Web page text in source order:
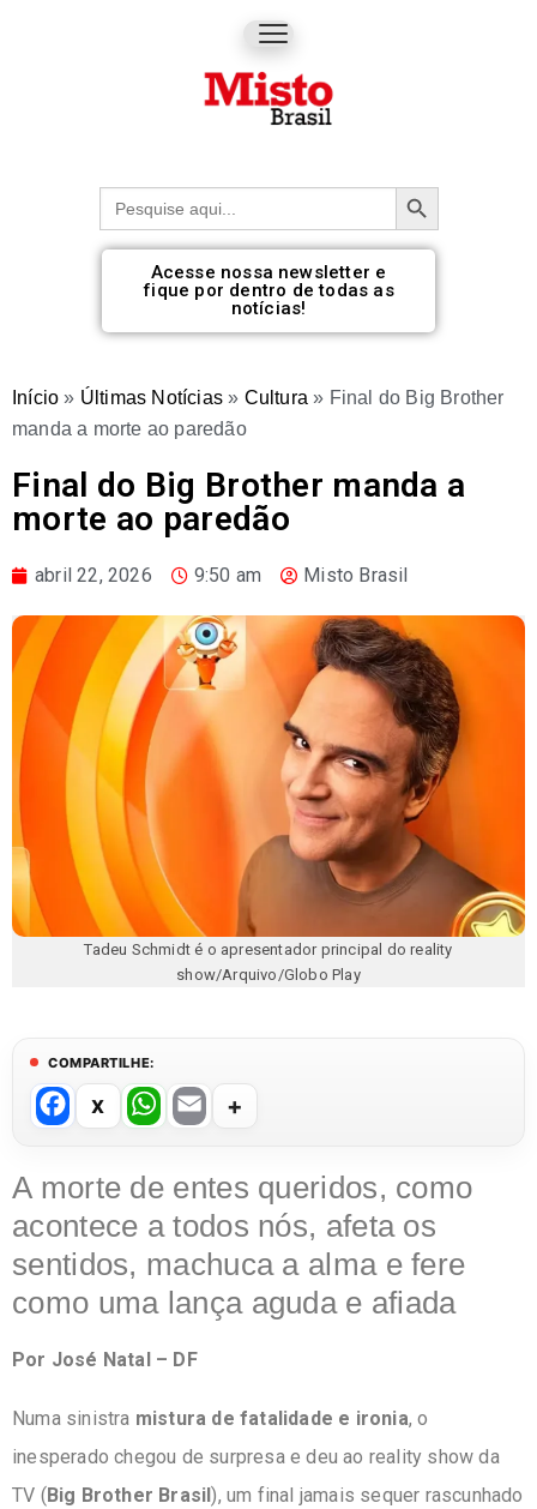
Procurar: Botão de pesquisa
Acesse nossa newsletter e
fique por dentro de todas as
notícias!
Início » Últimas Notícias » Cultura » Final do Big Brother
manda a morte ao paredão
Final do Big Brother manda a
morte ao paredão
abril 22, 2026 9:50 am Misto Brasil
Tadeu Schmidt é o apresentador principal do reality
show/Arquivo/Globo Play
COMPARTILHE:
F
a
c
e
b
o
k
W
h
at
s
A
p
E
ail
A morte de entes queridos, como
acontece a todos nós, afeta os
sentidos, machuca a alma e fere
como uma lança aguda e afiada
Por José Natal – DF
Numa sinistra mistura de fatalidade e ironia, o
inesperado chegou de surpresa e deu ao reality show da
TV ( Big Brother Brasil ), um final jamais sequer rascunhado